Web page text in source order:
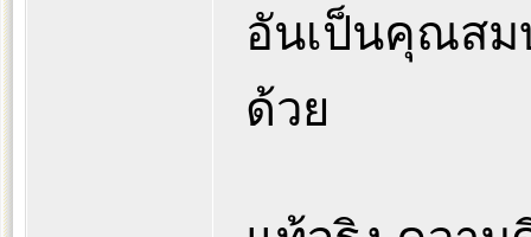
อันเป็นคุณสม
ด้วย